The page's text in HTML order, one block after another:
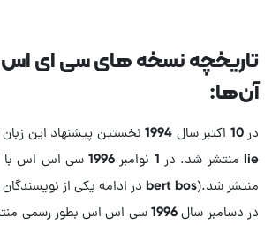
تاریخچه نسخه های سی ای اس
آن‌ها: